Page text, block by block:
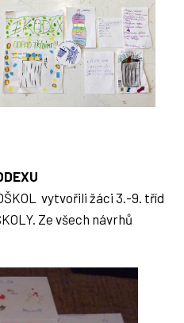
vytvořili žáci 3.-9. tříd
Ze všech návrhů